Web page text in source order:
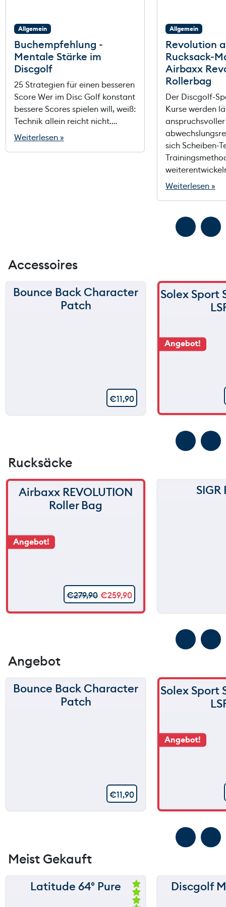
Allgemein
Buchempfehlung -
Mentale Stärke im
Discgolf
25 Strategien für einen besseren
Score Wer im Disc Golf konstant
bessere Scores spielen will, weiß:
Technik allein reicht nicht.…
Weiterlesen »
Allgemein
Revolution
Rucksack-
Airbaxx
Rollerbag
Der Discgolf-
Kurse werden
sich Scheiben-
Weiterlesen »
Accessoires
Bounce Back Character
Patch
€11,90
Angebot!
Solex Sport
Rucksäcke
Angebot!
Airbaxx REVOLUTION
Roller Bag
€279,90 €259,90
Angebot
Bounce Back Character
Patch
€11,90
Angebot!
Solex Sport
Meist Gekauft
150 m
Latitude 64° Pure
Be
we
Discgolf